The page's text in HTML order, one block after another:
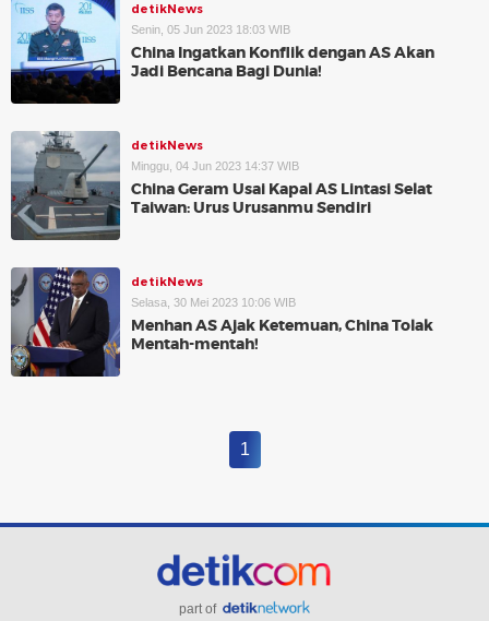
detikNews
Senin, 05 Jun 2023 18:03 WIB
China Ingatkan Konflik dengan AS Akan
Jadi Bencana Bagi Dunia!
detikNews
Minggu, 04 Jun 2023 14:37 WIB
China Geram Usai Kapal AS Lintasi Selat
Taiwan: Urus Urusanmu Sendiri
detikNews
Selasa, 30 Mei 2023 10:06 WIB
Menhan AS Ajak Ketemuan, China Tolak
Mentah-mentah!
1
part of